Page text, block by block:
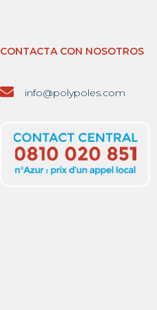
CONTACTA CON NOSOTROS
info@polypoles.com